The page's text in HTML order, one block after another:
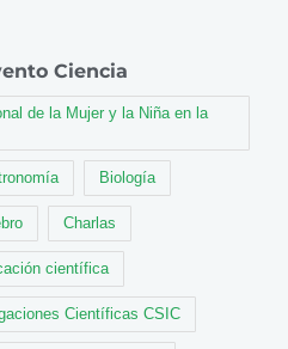
Ciencia
de la Mujer y la Niña en la
Biología
Charlas
científica
Científicas CSIC